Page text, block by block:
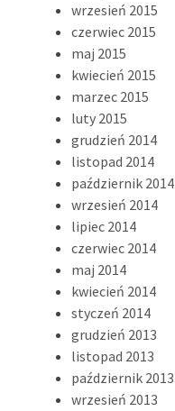
wrzesień 2015
czerwiec 2015
maj 2015
kwiecień 2015
marzec 2015
luty 2015
grudzień 2014
listopad 2014
październik 2014
wrzesień 2014
lipiec 2014
czerwiec 2014
maj 2014
kwiecień 2014
styczeń 2014
grudzień 2013
listopad 2013
październik 2013
wrzesień 2013